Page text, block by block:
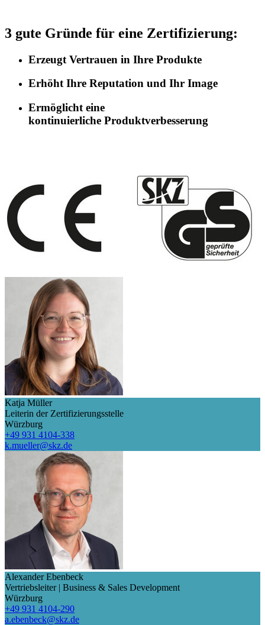
3 gute Gründe für eine Zertifizierung:
Erzeugt Vertrauen in Ihre Produkte
Erhöht Ihre Reputation und Ihr Image
Ermöglicht eine
kontinuierliche Produktverbesserung
Katja Müller
Leiterin der Zertifizierungsstelle
Würzburg
+49 931 4104-338
k.mueller@skz.de
Alexander Ebenbeck
Vertriebsleiter | Business & Sales Development
Würzburg
+49 931 4104-290
a.ebenbeck@skz.de